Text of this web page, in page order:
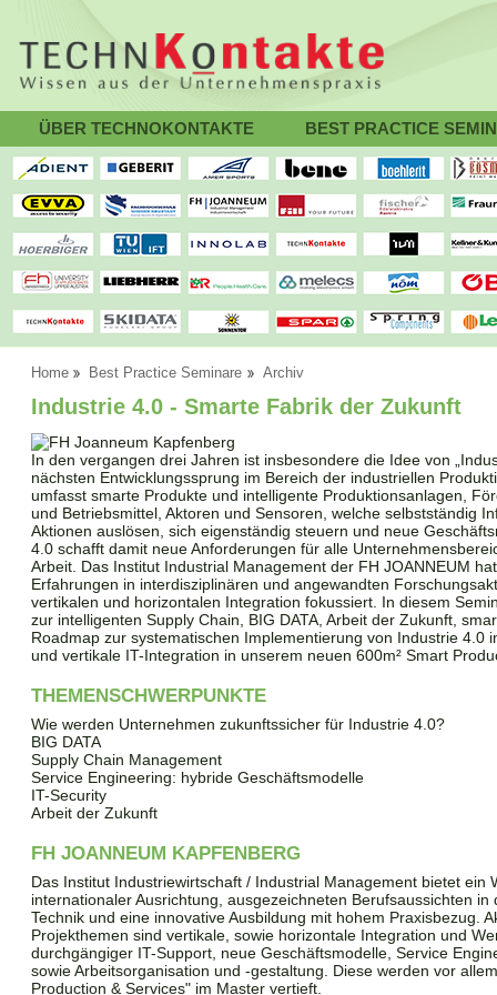
ÜBER TECHNOKONTAKTE BEST PRACTICE
Home Best Practice Seminare Archiv
Industrie 4.0 - Smarte Fabrik der Zukunft
In den vergangen drei Jahren ist insbesondere die Idee von
nächsten Entwicklungssprung im Bereich der industriellen
umfasst smarte Produkte und intelligente Produktionsanlagen,
und Betriebsmittel, Aktoren und Sensoren, welche selbstständig
Aktionen auslösen, sich eigenständig steuern und neue
4.0 schafft damit neue Anforderungen für alle
Arbeit. Das Institut Industrial Management der FH JOANNEUM
Erfahrungen in interdisziplinären und angewandten
vertikalen und horizontalen Integration fokussiert. In diesem
zur intelligenten Supply Chain, BIG DATA, Arbeit der Zukunft,
Roadmap zur systematischen Implementierung von Industrie 4.0
und vertikale IT-Integration in unserem neuen 600m² Smart
THEMENSCHWERPUNKTE
Wie werden Unternehmen zukunftssicher für Industrie 4.0?
BIG DATA
Supply Chain Management
Service Engineering: hybride Geschäftsmodelle
IT-Security
Arbeit der Zukunft
FH JOANNEUM KAPFENBERG
Das Institut Industriewirtschaft / Industrial Management bietet ein
internationaler Ausrichtung, ausgezeichneten Berufsaussichten
Technik und eine innovative Ausbildung mit hohem Praxisbezug.
Projekthemen sind vertikale, sowie horizontale Integration und
durchgängiger IT-Support, neue Geschäftsmodelle, Service
sowie Arbeitsorganisation und -gestaltung. Diese werden vor
Production & Services" im Master vertieft.